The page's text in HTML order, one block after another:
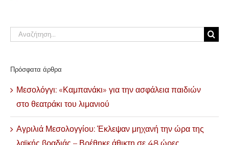
Αναζήτηση
Πρόσφατα άρθρα
Μεσολόγγι: «Καμπανάκι» για την ασφάλεια παιδιών
στο θεατράκι του λιμανιού
Αγριλιά Μεσολογγίου: Έκλεψαν μηχανή την ώρα της